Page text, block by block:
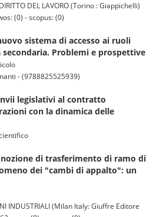
DEL LAVORO (Torino : Giappichelli)
(0) - scopus: (0)
sistema di accesso ai ruoli
secondaria. Problemi e prospettive
- (9788825525939)
legislativi al contratto
con la dinamica delle
nozione di trasferimento di ramo di
dei "cambi di appalto": un
INDUSTRIALI (Milan Italy: Giuffre Editore